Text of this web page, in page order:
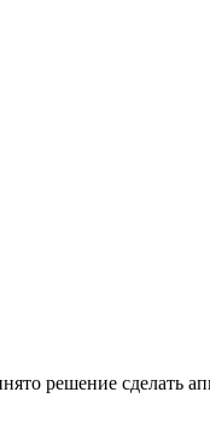
решение сделать